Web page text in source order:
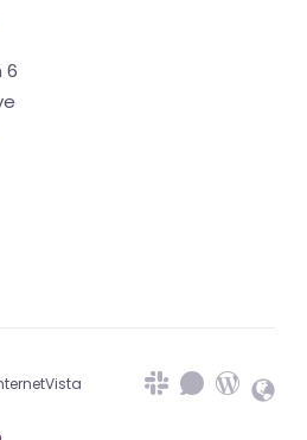
6